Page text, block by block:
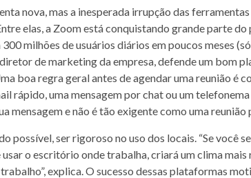
nova, mas a inesperada irrupção das
elas, a Zoom está conquistando grande parte
milhões de usuários diários em poucos meses
de marketing da empresa, defende um bom
boa regra geral antes de agendar uma reunião é
rápido, uma mensagem por chat ou um
mensagem e não é tão exigente como uma reunião
possível, ser rigoroso no uso dos locais. “Se você
o escritório onde trabalha, criará um clima mais
explica. O sucesso dessas plataformas